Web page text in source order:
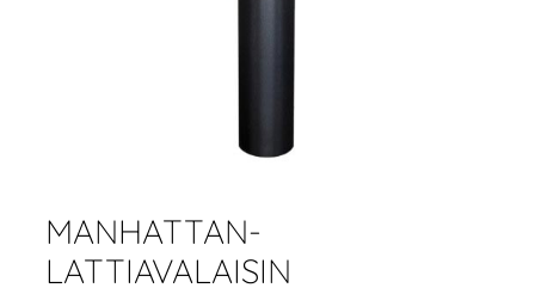
MANHATTAN-
LATTIAVALAISIN